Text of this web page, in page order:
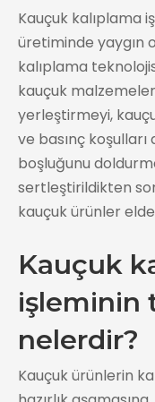
Kauçuk kalıplama
üretiminde yaygın
kalıplama
kauçuk
yerleştirmeyi,
ve basınç koşulları
boşluğunu
sertleştirildikten
kauçuk ürünler
Kauçuk
işleminin
nelerdir?
Kauçuk ürünlerin